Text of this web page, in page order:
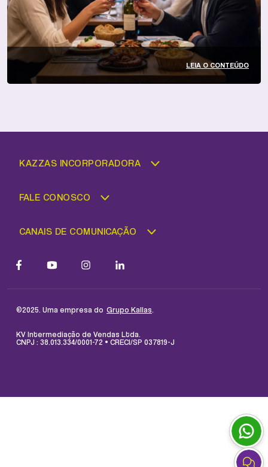
LEIA O CONTEÚDO
KAZZAS INCORPORADORA
FALE CONOSCO
CANAIS DE COMUNICAÇÃO
©2025. Uma empresa do Grupo Kallas.
KV Intermediação de Vendas Ltda.
CNPJ : 38.013.334/0001-72 • CRECI/SP 037819-J